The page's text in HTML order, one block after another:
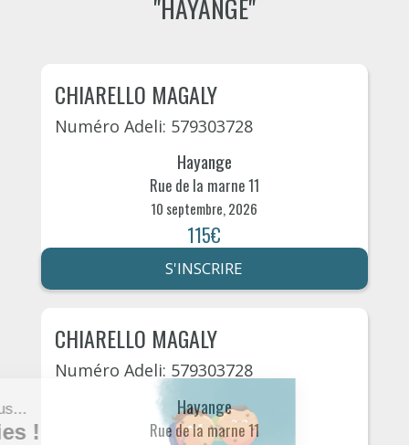
"HAYANGE"
CHIARELLO MAGALY
Numéro Adeli: 579303728
Hayange
Rue de la marne 11
10 septembre, 2026
115€
S'INSCRIRE
CHIARELLO MAGALY
Numéro Adeli: 579303728
Hayange
Rue de la marne 11